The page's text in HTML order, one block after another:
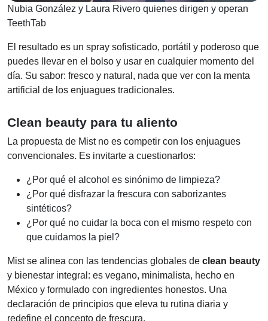
Nubia González y Laura Rivero quienes dirigen y operan
TeethTab
El resultado es un spray sofisticado, portátil y poderoso que
puedes llevar en el bolso y usar en cualquier momento del
día. Su sabor: fresco y natural, nada que ver con la menta
artificial de los enjuagues tradicionales.
Clean beauty para tu aliento
La propuesta de Mist no es competir con los enjuagues
convencionales. Es invitarte a cuestionarlos:
¿Por qué el alcohol es sinónimo de limpieza?
¿Por qué disfrazar la frescura con saborizantes
sintéticos?
¿Por qué no cuidar la boca con el mismo respeto con
que cuidamos la piel?
Mist se alinea con las tendencias globales de clean beauty
y bienestar integral: es vegano, minimalista, hecho en
México y formulado con ingredientes honestos. Una
declaración de principios que eleva tu rutina diaria y
redefine el concepto de frescura.